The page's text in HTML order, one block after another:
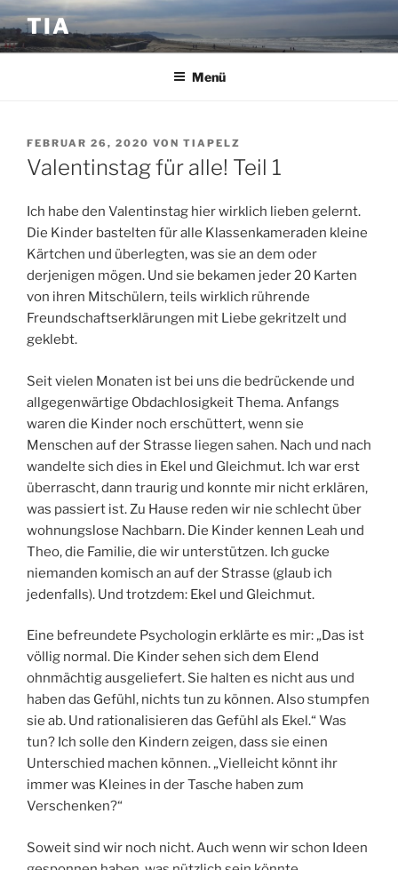
Zum
Inhalt
springen
TIA
Menü
VERÖFFENTLICHT
AM
FEBRUAR 26, 2020 VON TIAPELZ
Valentinstag für alle! Teil 1
Ich habe den Valentinstag hier wirklich lieben gelernt.
Die Kinder bastelten für alle Klassenkameraden kleine
Kärtchen und überlegten, was sie an dem oder
derjenigen mögen. Und sie bekamen jeder 20 Karten
von ihren Mitschülern, teils wirklich rührende
Freundschaftserklärungen mit Liebe gekritzelt und
geklebt.
Seit vielen Monaten ist bei uns die bedrückende und
allgegenwärtige Obdachlosigkeit Thema. Anfangs
waren die Kinder noch erschüttert, wenn sie
Menschen auf der Strasse liegen sahen. Nach und nach
wandelte sich dies in Ekel und Gleichmut. Ich war erst
überrascht, dann traurig und konnte mir nicht erklären,
was passiert ist. Zu Hause reden wir nie schlecht über
wohnungslose Nachbarn. Die Kinder kennen Leah und
Theo, die Familie, die wir unterstützen. Ich gucke
niemanden komisch an auf der Strasse (glaub ich
jedenfalls). Und trotzdem: Ekel und Gleichmut.
Eine befreundete Psychologin erklärte es mir: „Das ist
völlig normal. Die Kinder sehen sich dem Elend
ohnmächtig ausgeliefert. Sie halten es nicht aus und
haben das Gefühl, nichts tun zu können. Also stumpfen
sie ab. Und rationalisieren das Gefühl als Ekel.“ Was
tun? Ich solle den Kindern zeigen, dass sie einen
Unterschied machen können. „Vielleicht könnt ihr
immer was Kleines in der Tasche haben zum
Verschenken?“
Soweit sind wir noch nicht. Auch wenn wir schon Ideen